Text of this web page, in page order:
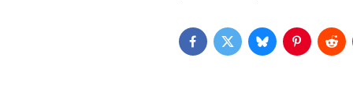
FacebookTwitterBlueskyPinterest